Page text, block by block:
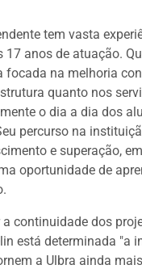
tem vasta
17 anos de atuação.
focada na melhoria
quanto nos
o dia a dia dos
percurso na
e superação,
oportunidade de
continuidade dos
está determinada "a
a Ulbra ainda